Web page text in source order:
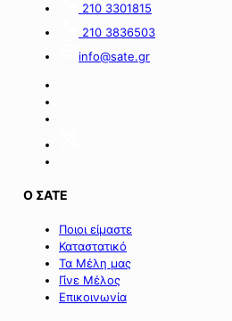
Πράσινου
Ταμείου».
ειδικού
στήριξης
210 3301815
210 3836503
info@sate.gr
Ο ΣΑΤΕ
Ποιοι είμαστε
Καταστατικό
Τα Μέλη μας
Γίνε Μέλος
Επικοινωνία